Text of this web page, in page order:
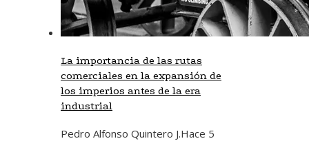
La importancia de las rutas
comerciales en la expansión de
los imperios antes de la era
industrial
Pedro Alfonso Quintero J.Hace 5